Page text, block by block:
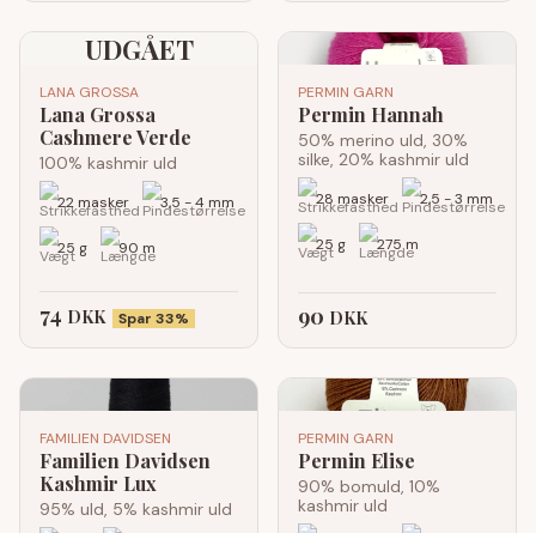
UDGÅET
LANA GROSSA
Lana Grossa
Cashmere Verde
100% kashmir uld
22 masker 3,5 - 4 mm
25 g 90 m
74 DKK Spar 33%
PERMIN GARN
Permin Hannah
50% merino uld, 30%
silke, 20% kashmir uld
28 masker 2,5 - 3 mm
25 g 275 m
90 DKK
FAMILIEN DAVIDSEN
Familien Davidsen
Kashmir Lux
95% uld, 5% kashmir uld
PERMIN GARN
Permin Elise
90% bomuld, 10%
kashmir uld